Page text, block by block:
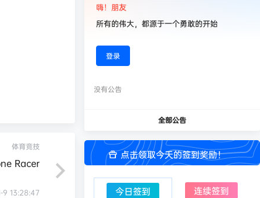
体育竞技
Racer
9 13:28:47
嗨！朋友
所有的伟大，都源于一个勇敢的开始
登录
没有公告
全部公告
点击领取今天的签到奖励！
今日签到 连续签到